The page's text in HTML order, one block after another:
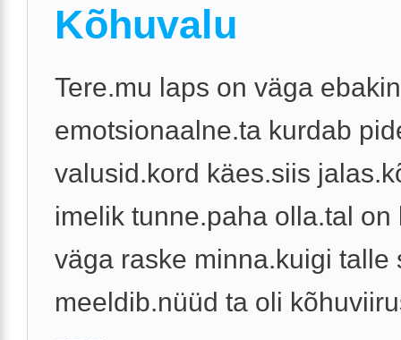
Kõhuvalu
Tere.mu laps on väga
emotsionaalne.ta kurdab
valusid.kord käes.siis
imelik tunne.paha olla.tal on
väga raske minna.kuigi talle
meeldib.nüüd ta oli